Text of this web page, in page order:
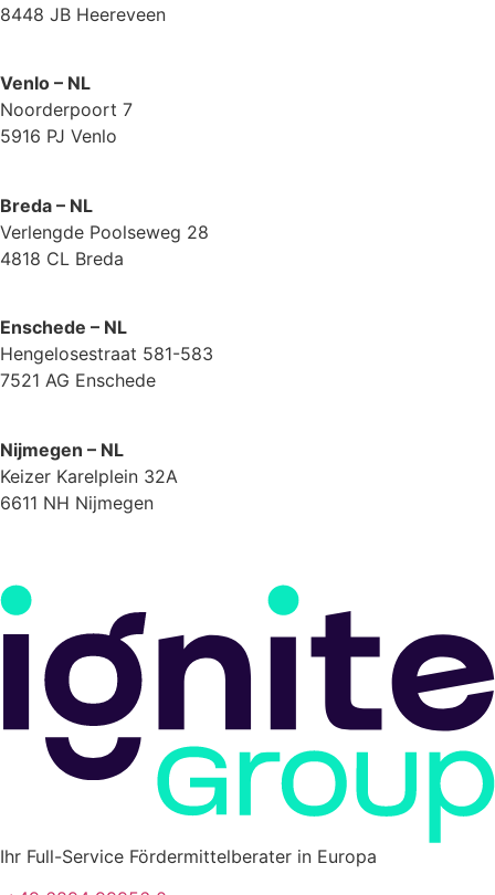
8448 JB Heereveen
Venlo – NL
Noorderpoort 7
5916 PJ Venlo
Breda – NL
Verlengde Poolseweg 28
4818 CL Breda
Enschede – NL
Hengelosestraat 581-583
7521 AG Enschede
Nijmegen – NL
Keizer Karelplein 32A
6611 NH Nijmegen
Ihr Full-Service Fördermittelberater in Europa